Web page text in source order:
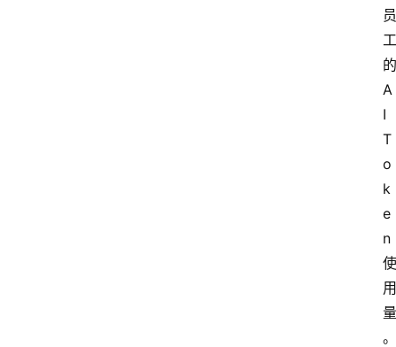
员
工
的
A
I
T
o
k
e
n
使
用
量
。